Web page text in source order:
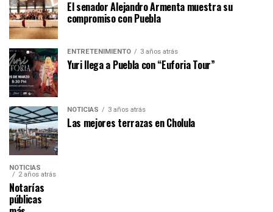
El senador Alejandro Armenta muestra su
compromiso con Puebla
ENTRETENIMIENTO 3 años atrás
Yuri llega a Puebla con “Euforia Tour”
NOTICIAS 3 años atrás
Las mejores terrazas en Cholula
NOTICIAS
2 años atrás
Notarías
públicas